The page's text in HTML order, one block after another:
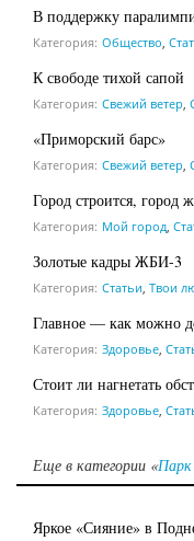
В поддержку
Категория: Общество,
К свободе тихой сапой
Категория: Свежий ветер,
«Приморский барс»
Категория: Свежий ветер,
Город строится, город
Категория: Мой город,
Золотые кадры ЖБИ-3
Категория: Статьи, Твои
Главное — как можно
Категория: Здоровье,
Стоит ли нагнетать
Категория: Здоровье,
Еще в категории «Парк
Яркое «Сияние» в